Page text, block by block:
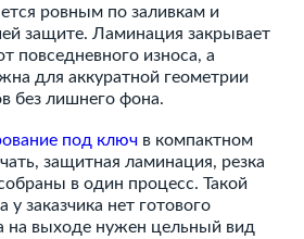
ровным по заливкам и
защите. Ламинация закрывает
повседневного износа, а
для аккуратной геометрии
без лишнего фона.
под ключ в компактном
защитная ламинация, резка
в один процесс. Такой
у заказчика нет готового
на выходе нужен цельный вид